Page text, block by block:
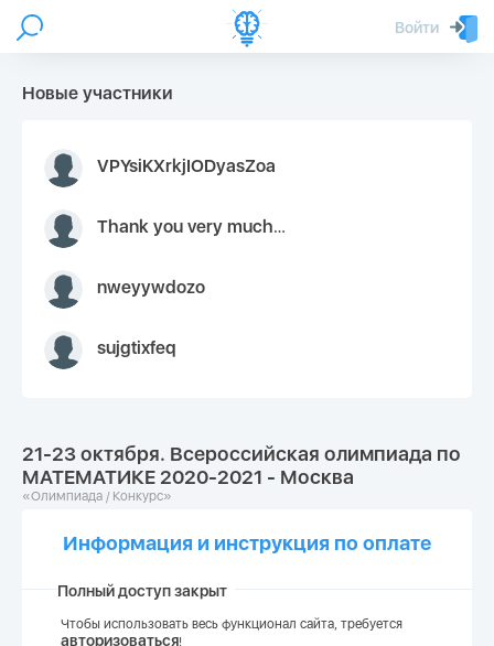
Войти
Новые участники
VPYsiKXrkjIODyasZoa
Thank you very much for your inquiry We appreciate you 9126052 https://youtube.com faceapple !
nweyywdozo
sujgtixfeq
21-23 октября. Всероссийская олимпиада по
МАТЕМАТИКЕ 2020-2021 - Москва
«Олимпиада / Конкурс»
Информация и инструкция по оплате
Полный доступ закрыт
Чтобы использовать весь функционал сайта, требуется
авторизоваться!